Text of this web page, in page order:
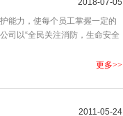
2018-07-05
能力，使每个员工掌握一定的
司以“全民关注消防，生命安全
更多>>
2011-05-24